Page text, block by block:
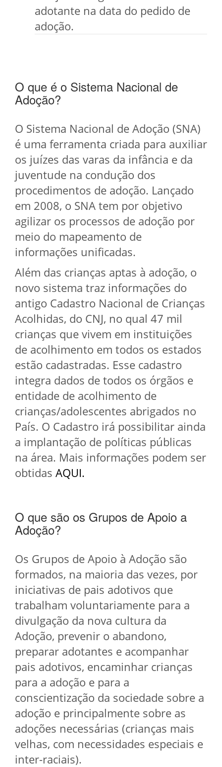
adotante na data do pedido de
adoção.
O que é o Sistema Nacional de
Adoção?
O Sistema Nacional de Adoção (SNA)
é uma ferramenta criada para auxiliar
os juízes das varas da infância e da
juventude na condução dos
procedimentos de adoção. Lançado
em 2008, o SNA tem por objetivo
agilizar os processos de adoção por
meio do mapeamento de
informações unificadas.
Além das crianças aptas à adoção, o
novo sistema traz informações do
antigo Cadastro Nacional de Crianças
Acolhidas, do CNJ, no qual 47 mil
crianças que vivem em instituições
de acolhimento em todos os estados
estão cadastradas. Esse cadastro
integra dados de todos os órgãos e
entidade de acolhimento de
crianças/adolescentes abrigados no
País. O Cadastro irá possibilitar ainda
a implantação de políticas públicas
na área. Mais informações podem ser
obtidas AQUI.
O que são os Grupos de Apoio a
Adoção?
Os Grupos de Apoio à Adoção são
formados, na maioria das vezes, por
iniciativas de pais adotivos que
trabalham voluntariamente para a
divulgação da nova cultura da
Adoção, prevenir o abandono,
preparar adotantes e acompanhar
pais adotivos, encaminhar crianças
para a adoção e para a
conscientização da sociedade sobre a
adoção e principalmente sobre as
adoções necessárias (crianças mais
velhas, com necessidades especiais e
inter-raciais).